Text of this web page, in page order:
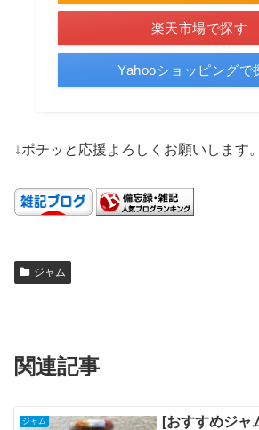
楽天市場で探す
Yahooショッピングで
↓ポチッと応援よろしくお願いします。
ジャム
関連記事
ジャム
[おすすめジャ